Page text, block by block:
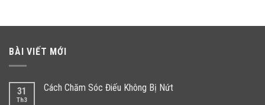
BÀI VIẾT MỚI
31
Th3
Cách Chăm Sóc Điếu Không Bị Nứt